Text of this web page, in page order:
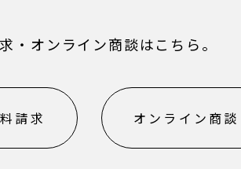
・オンライン商談はこちら。
請求 オンライン商談